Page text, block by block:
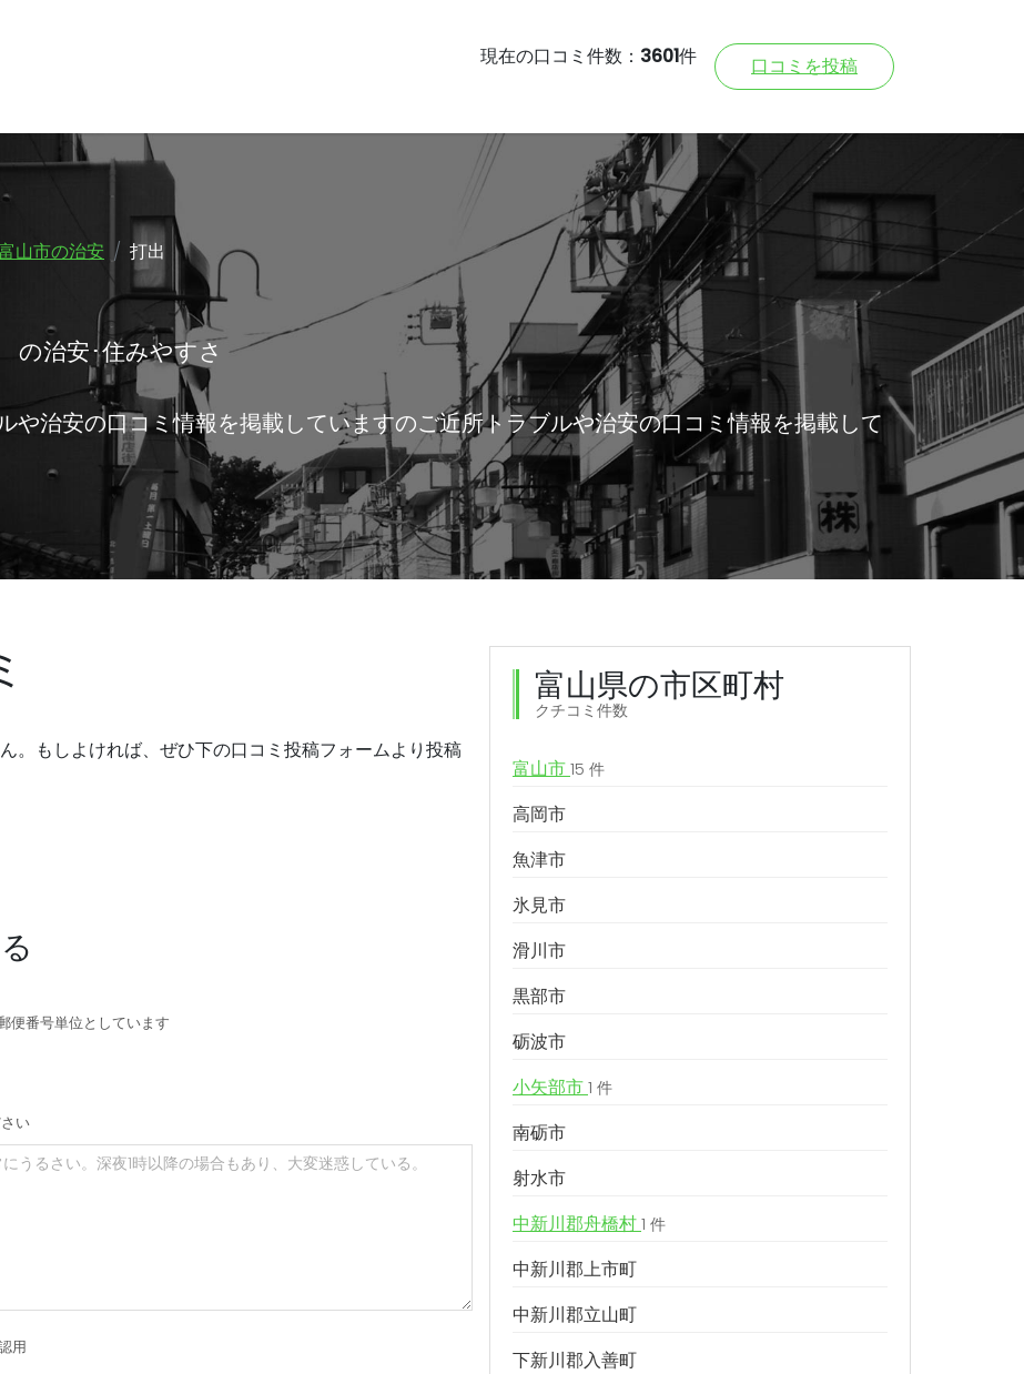
現在の口コミ件数： 3601件 口コミを投稿
山市の治安 打出
の治安･住みやすさ
や治安の口コミ情報を掲載していますのご近所トラブルや治安の口コミ情報を掲載して
。もしよければ、ぜひ下の口コミ投稿フォームより投稿
便番号単位としています
い
用
富山県の市区町村
クチコミ件数
富山市 15 件
高岡市
魚津市
氷見市
滑川市
黒部市
砺波市
小矢部市 1 件
南砺市
射水市
中新川郡舟橋村 1 件
中新川郡上市町
中新川郡立山町
下新川郡入善町